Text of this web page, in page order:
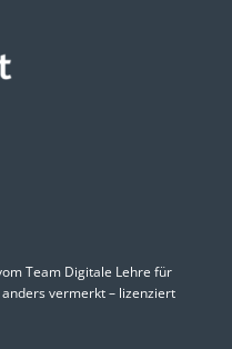
Team Digitale Lehre für
vermerkt – lizenziert